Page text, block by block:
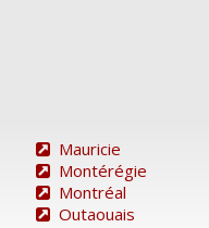
Mauricie
Montérégie
Montréal
Outaouais